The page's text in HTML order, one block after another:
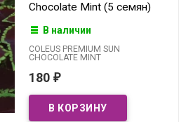
Chocolate Mint (5 семян)
В наличии
COLEUS PREMIUM SUN
CHOCOLATE MINT
180 ₽